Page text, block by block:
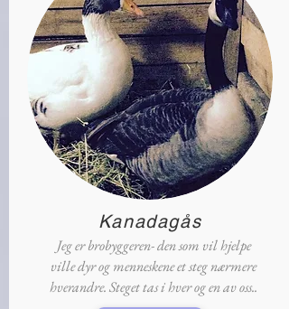
Kanadagås
Jeg er brobyggeren- den som vil hjelpe
ville dyr og menneskene et steg nærmere
hverandre. Steget tas i hver og en av oss..